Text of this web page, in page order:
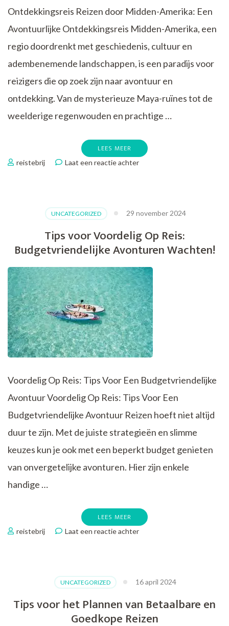
Ontdekkingsreis Reizen door Midden-Amerika: Een
Avontuurlijke Ontdekkingsreis Midden-Amerika, een
regio doordrenkt met geschiedenis, cultuur en
adembenemende landschappen, is een paradijs voor
reizigers die op zoek zijn naar avontuur en
ontdekking. Van de mysterieuze Maya-ruïnes tot de
weelderige regenwouden en prachtige …
LEES MEER
reistebrij Laat een reactie achterop
van
door
Midden-
UNCATEGORIZED 29 november 2024
Tips voor Voordelig Op Reis:
Budgetvriendelijke Avonturen Wachten!
Voordelig Op Reis: Tips Voor Een Budgetvriendelijke
Avontuur Voordelig Op Reis: Tips Voor Een
Budgetvriendelijke Avontuur Reizen hoeft niet altijd
duur te zijn. Met de juiste strategieën en slimme
keuzes kun je ook met een beperkt budget genieten
van onvergetelijke avonturen. Hier zijn enkele
handige …
LEES MEER
reistebrij Laat een reactie achterop
Reis:
Avonturen
Wachten!
UNCATEGORIZED 16 april 2024
Tips voor het Plannen van Betaalbare en
Goedkope Reizen